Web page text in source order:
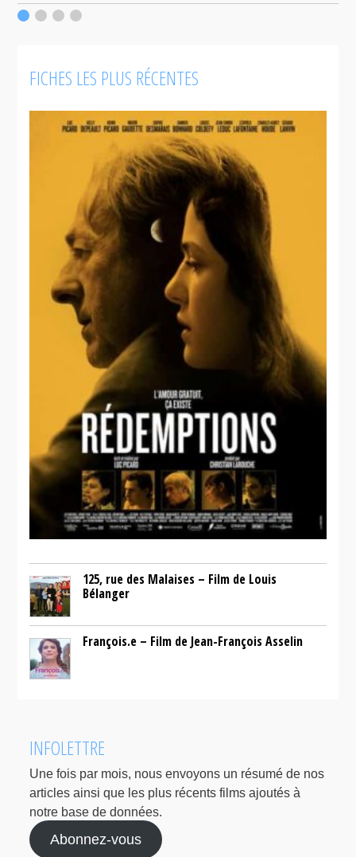
FICHES LES PLUS RÉCENTES
125, rue des Malaises – Film de Louis
Bélanger
François.e – Film de Jean-François Asselin
INFOLETTRE
Une fois par mois, nous envoyons un résumé de nos
articles ainsi que les plus récents films ajoutés à
notre base de données.
Abonnez-vous